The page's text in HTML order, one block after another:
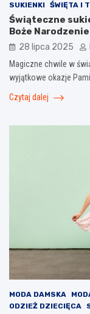
SUKIENKI
ŚWIĘTA I
Świąteczne
Boże
28 lipca 2025
Magiczne chwile w
wyjątkowe okazje
Czytaj dalej
MODA DAMSKA
ODZIEŻ DZIECIĘCA